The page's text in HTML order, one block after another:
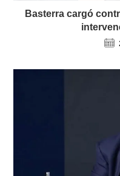
Basterra cargó